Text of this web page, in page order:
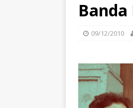
09/12/2010